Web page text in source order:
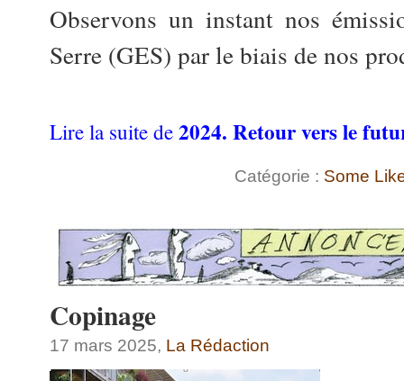
Observons un instant nos
Serre (GES) par le biais de nos
Lire la suite de2024. Retour vers le
Catégorie : Some
Copinage
17 mars 2025, La Rédaction